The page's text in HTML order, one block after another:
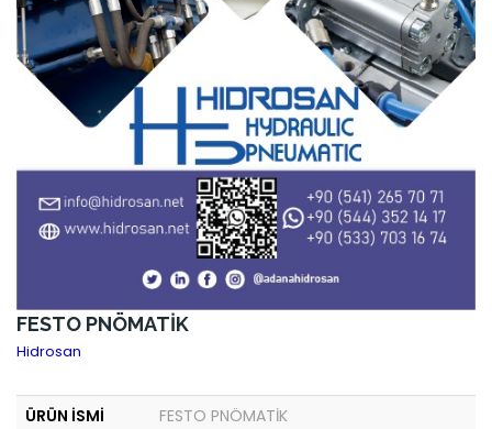
FESTO PNÖMATİK
Hidrosan
ÜRÜN İSMİ
FESTO PNÖMATİK